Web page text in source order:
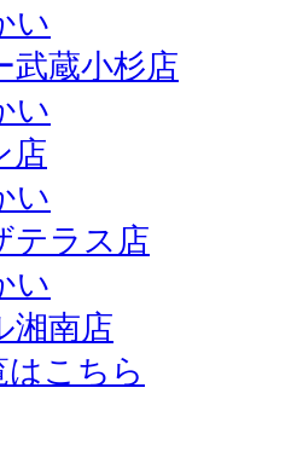
い
武蔵小杉店
い
店
い
テラス店
い
湘南店
こちら